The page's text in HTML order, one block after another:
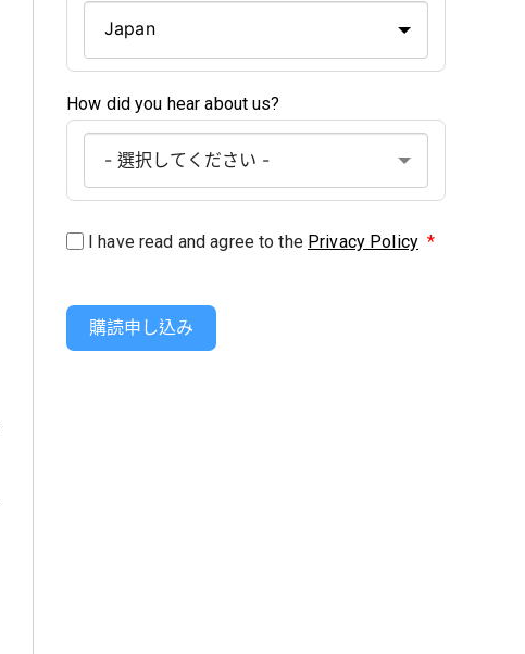
Japan
How did you hear about us?
I have read and agree to the Privacy Policy *
購読申し込み